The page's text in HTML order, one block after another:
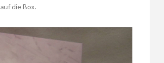
auf die Box.